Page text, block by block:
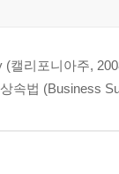
(캘리포니아주,
속법 (Business